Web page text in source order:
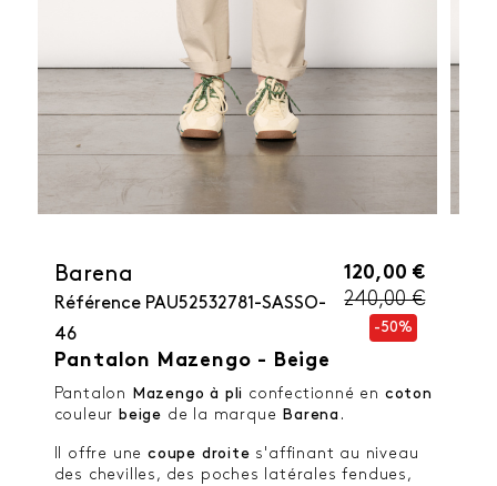
Barena
Référence PAU52532781-SASSO-
46
Pantalon Mazengo - Beige
120,00 €
240,00 €
-50%
Pantalon Mazengo à pli confectionné en coton
couleur beige de la marque Barena .
Il offre une coupe droite s'affinant au niveau
des chevilles, des poches latérales fendues,